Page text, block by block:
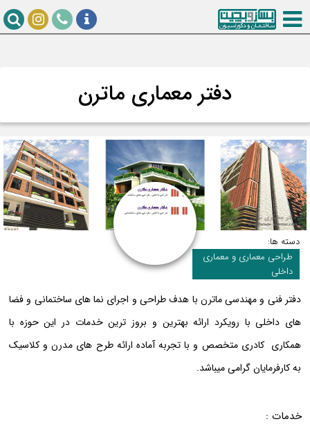
دفتر معماری ماترن
دسته ها:
طراحی معماری و معماری
داخلی
دفتر فنی و مهندسی ماترن با هدف طراحی و اجرای نما های ساختمانی و فضا
های داخلی با رویکرد ارائه بهترین و بروز ترین خدمات در این حوزه با
همکاری کادری متخصص و با تجربه آماده ارائه طرح های مدرن و کلاسیک
به کارفرمایان گرامی میباشد.
خدمات :